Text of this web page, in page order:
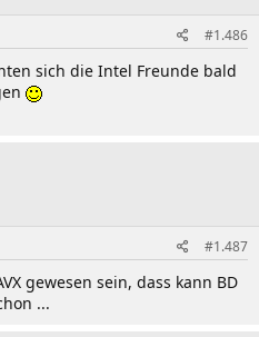
#1.486
sich die Intel Freunde bald
#1.487
gewesen sein, dass kann BD
...